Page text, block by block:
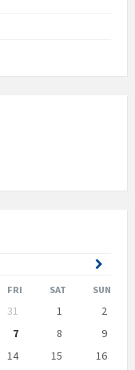
Month
FRI SAT SUN
31 1
2
7 8
9
14 15
16